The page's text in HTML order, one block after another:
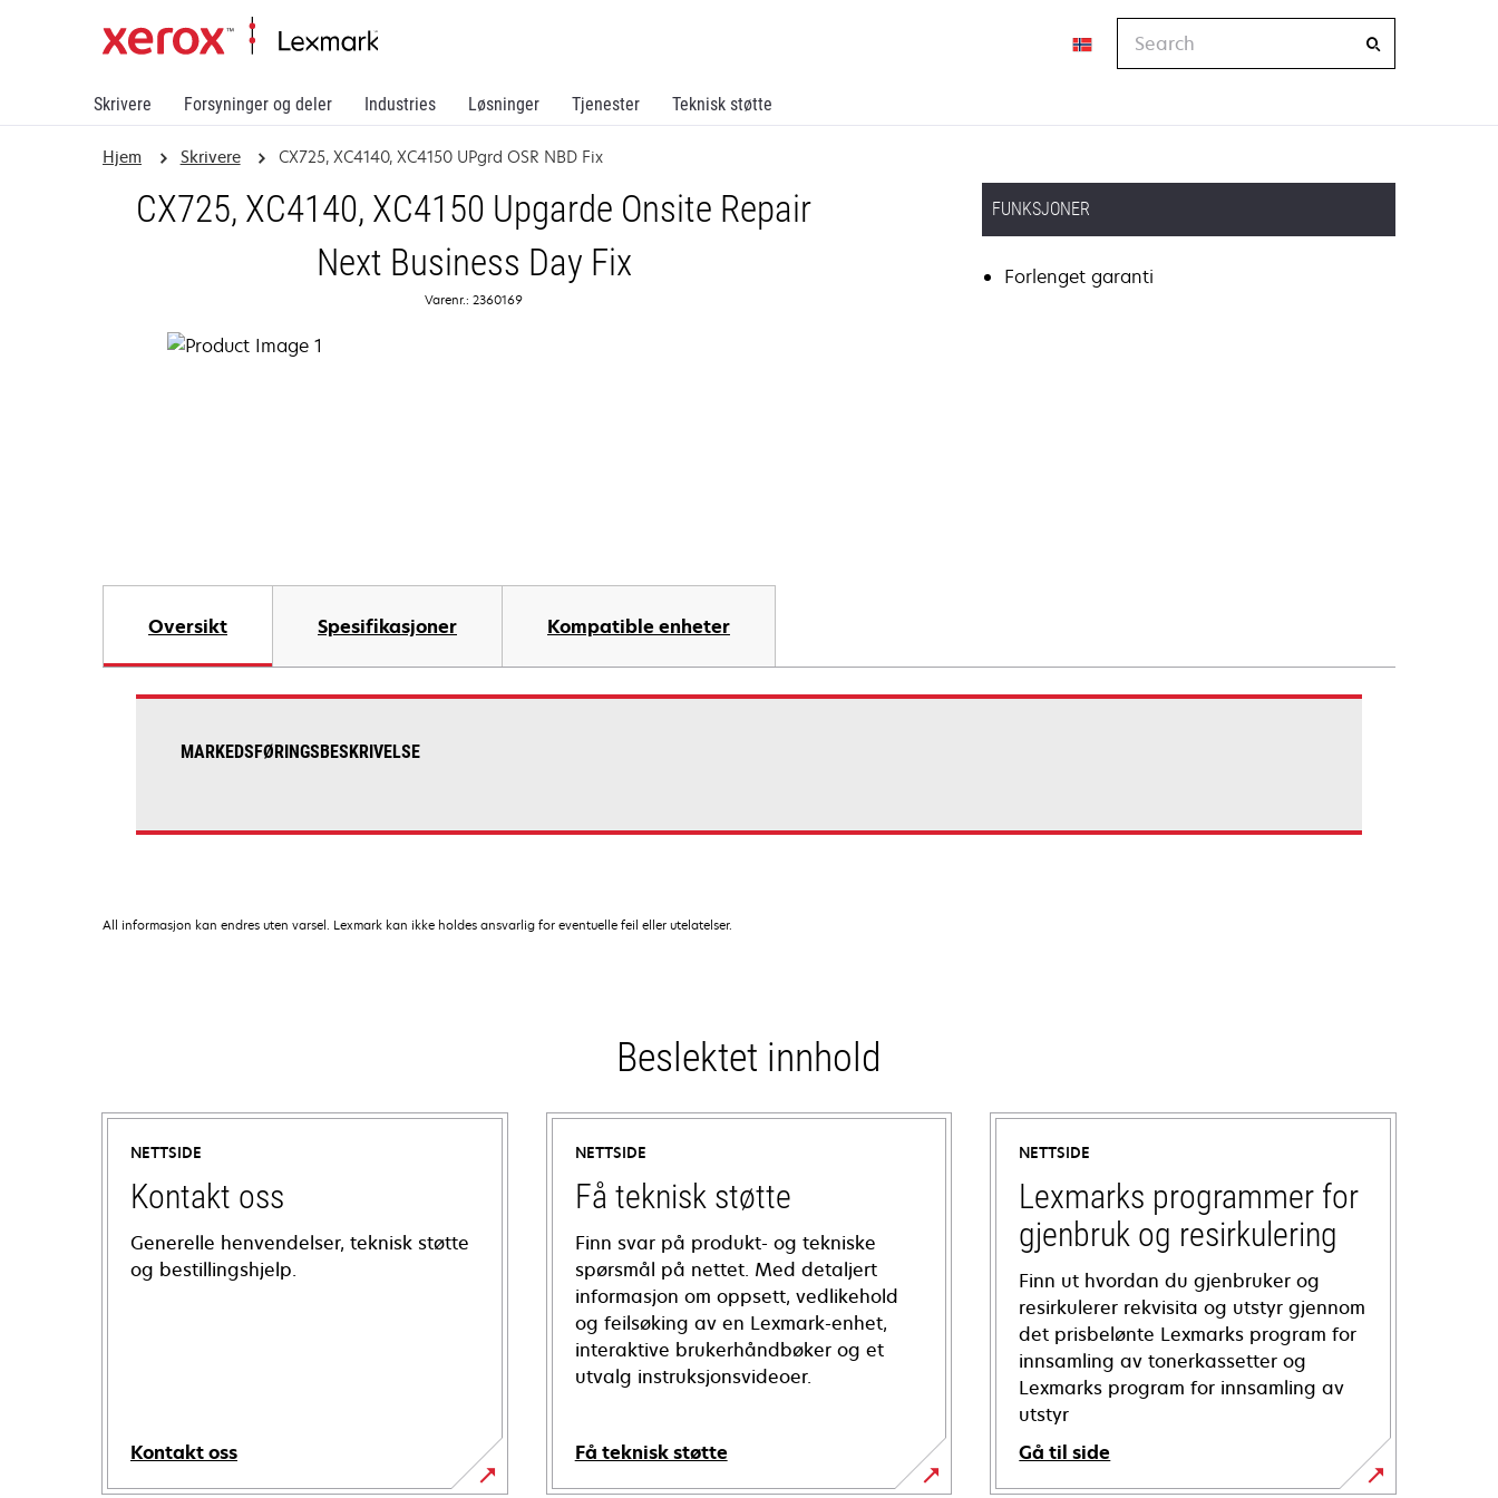
Skrivere Forsyninger og deler Industries Løsninger Tjenester Teknisk støtte
Hjem Skrivere CX725, XC4140, XC4150 UPgrd OSR NBD Fix
CX725, XC4140, XC4150 Upgarde Onsite Repair
Next Business Day Fix
Varenr.: 2360169
FUNKSJONER
Forlenget garanti
Oversikt Spesifikasjoner Kompatible enheter
MARKEDSFØRINGSBESKRIVELSE
All informasjon kan endres uten varsel. Lexmark kan ikke holdes ansvarlig for eventuelle feil eller utelatelser.
Beslektet innhold
NETTSIDE
Kontakt oss
Generelle henvendelser, teknisk støtte
og bestillingshjelp.
Kontakt oss
NETTSIDE
Få teknisk støtte
Finn svar på produkt- og tekniske
spørsmål på nettet. Med detaljert
informasjon om oppsett, vedlikehold
og feilsøking av en Lexmark-enhet,
interaktive brukerhåndbøker og et
utvalg instruksjonsvideoer.
Få teknisk støtte
NETTSIDE
Lexmarks programmer for
gjenbruk og resirkulering
Finn ut hvordan du gjenbruker og
resirkulerer rekvisita og utstyr gjennom
det prisbelønte Lexmarks program for
innsamling av tonerkassetter og
Lexmarks program for innsamling av
utstyr
Gå til side